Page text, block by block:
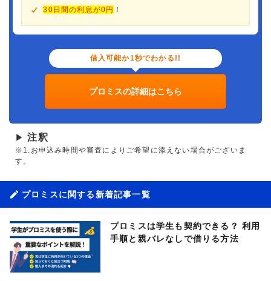
30日間の利息が0円 ！
借入可能か1秒でわかる!!
プロミスの詳細はこちら
▶ 注釈
※1.お申込み時間や審査によりご希望に添えない場合がございま
す。
プロミスに関する新着記事一覧
プロミスは学生も契約できる？ 利用
手順と親バレなしで借りる方法